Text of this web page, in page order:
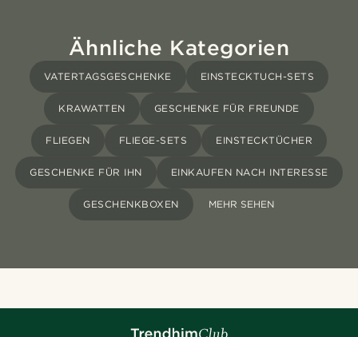
Ähnliche Kategorien
VATERTAGSGESCHENKE EINSTECKTUCH-SETS
KRAWATTEN GESCHENKE FÜR FREUNDE
FLIEGEN FLIEGE-SETS EINSTECKTÜCHER
GESCHENKE FÜR IHN EINKAUFEN NACH INTERESSE
GESCHENKBOXEN MEHR SEHEN